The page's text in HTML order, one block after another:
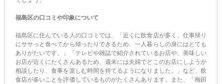
福島区の口コミや印象について
福島区に住んでいる人の口コミでは、「近くに飲食店が多く、仕事帰り
にササっと食べてから帰ったりできるため、一人暮らしの身にはとても
ありがたいです。」「テレビや雑誌で紹介されているお店や、美味しい
お店が近くにたくさんあるため、週末には夫婦でどこのお店にしようか
相談したり、食事を楽しむ時間を持てるようになりました。」など、飲
食店が多いことを評価しているものがたくさんあります。また、「梅田